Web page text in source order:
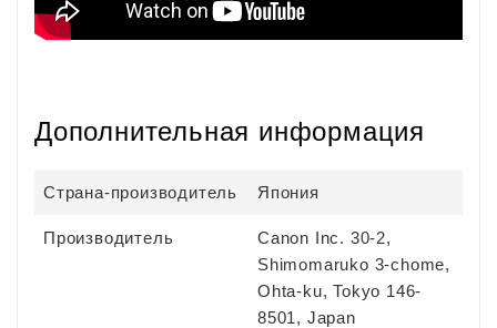
Дополнительная информация
Страна-производитель Япония
Производитель
Canon Inc. 30-2,
Shimomaruko 3-chome,
Ohta-ku, Tokyo 146-
8501, Japan